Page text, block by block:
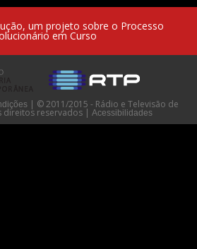
um projeto sobre o Processo
em Curso
| © 2011/2015 - Rádio e Televisão de
direitos reservados | Acessibilidades